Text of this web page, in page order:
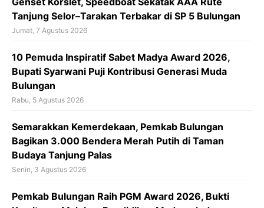
Tanjung Selor–Tarakan Terbakar di SP 5 Bulungan
Jumat, 7 Agustus 2026
10 Pemuda Inspiratif Sabet Madya Award 2026,
Bupati Syarwani Puji Kontribusi Generasi Muda
Bulungan
Rabu, 5 Agustus 2026
Semarakkan Kemerdekaan, Pemkab Bulungan
Bagikan 3.000 Bendera Merah Putih di Taman
Budaya Tanjung Palas
Senin, 3 Agustus 2026
Pemkab Bulungan Raih PGM Award 2026, Bukti